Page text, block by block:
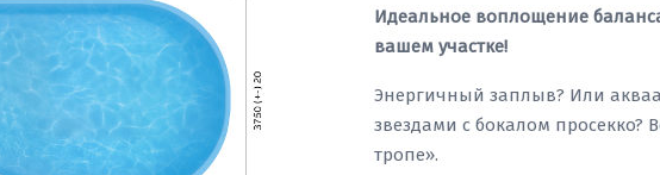
Идеальное воплощение
вашем участке!
Энергичный заплыв? Или
звездами с бокалом просекко?
тропе».